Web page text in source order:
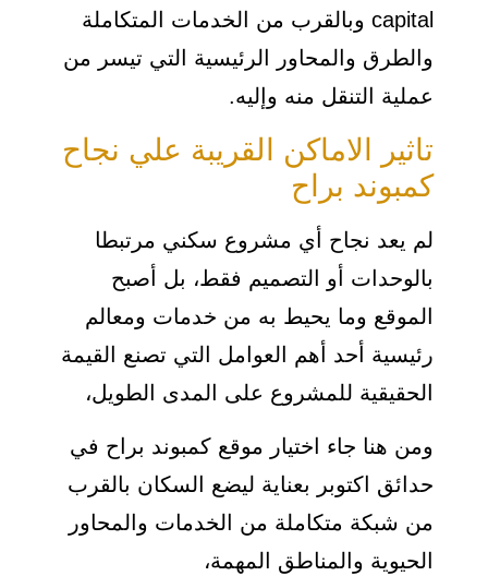
capital وبالقرب من الخدمات المتكاملة
والطرق والمحاور الرئيسية التي تيسر من
عملية التنقل منه وإليه.
تاثير الاماكن القريبة علي نجاح
كمبوند براح
لم يعد نجاح أي مشروع سكني مرتبطا
بالوحدات أو التصميم فقط، بل أصبح
الموقع وما يحيط به من خدمات ومعالم
رئيسية أحد أهم العوامل التي تصنع القيمة
الحقيقية للمشروع على المدى الطويل،
ومن هنا جاء اختيار موقع كمبوند براح في
حدائق اكتوبر بعناية ليضع السكان بالقرب
من شبكة متكاملة من الخدمات والمحاور
الحيوية والمناطق المهمة،